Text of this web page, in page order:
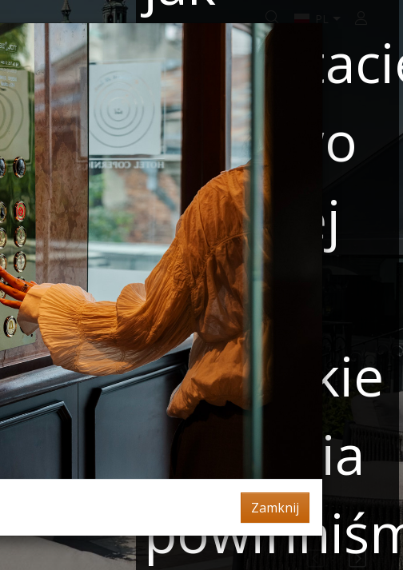
OFERTY SPECJALNE BOOK ONLINE
Dzieci 4 - 9 Nazwa partnera
Masz kod rabatowy? Podaj go w koszyku przy finalizacji rezerwacji.
Państwo
z naszej
strony
oraz jakie
działania
Zamknij